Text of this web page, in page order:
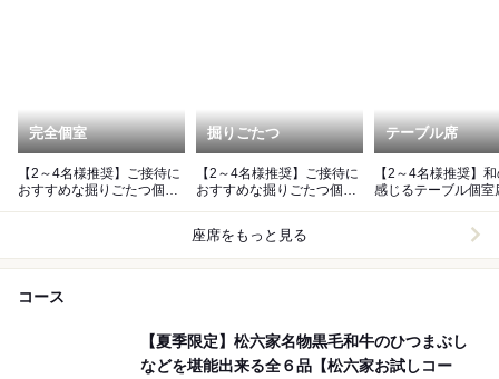
完全個室
【2～4名様推奨】ご接待に
おすすめな掘りごたつ個室
掘りごたつ
【2～4名様推奨】ご接待に
おすすめな掘りごたつ個室
テーブル席
【2～4名様推奨】
感じるテーブル個室
座席をもっと見る
コース
【夏季限定】松六家名物黒毛和牛のひつまぶし
などを堪能出来る全６品【松六家お試しコー